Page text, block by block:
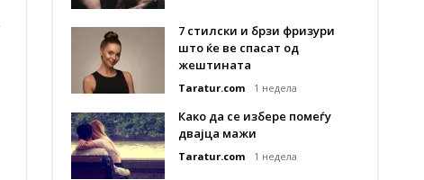
7 стилски и брзи фризури
што ќе ве спасат од
жештината
Taratur.com 1 недела
Како да се избере помеѓу
двајца мажи
Taratur.com 1 недела